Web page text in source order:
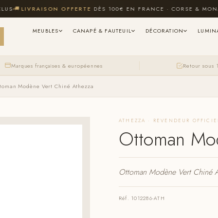
LIVRAISON OFFERTEDÈS 100€ EN FRANCE · CORSE & MONACO
MEUBLES CANAPÉ & FAUTEUIL DÉCORATION
Marques françaises & européennes Retour sous
Modène Vert Chiné Athezza
ATHEZZA · REVENDEUR
Ottoman
Ottoman Modène Vert Chiné
Réf. 1012286-ATH